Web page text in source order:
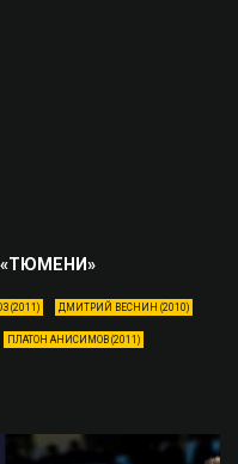
(2011) ДМИТРИЙ ВЕСНИН (2010)
ПЛАТОН АНИСИМОВ (2011)